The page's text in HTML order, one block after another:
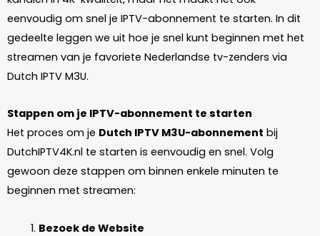
eenvoudig om snel je IPTV-abonnement te starten. In dit
gedeelte leggen we uit hoe je snel kunt beginnen met het
streamen van je favoriete Nederlandse tv-zenders via
Dutch IPTV M3U.
Stappen om je IPTV-abonnement te starten
Het proces om je Dutch IPTV M3U-abonnement bij
DutchIPTV4K.nl te starten is eenvoudig en snel. Volg
gewoon deze stappen om binnen enkele minuten te
beginnen met streamen:
Bezoek de Website